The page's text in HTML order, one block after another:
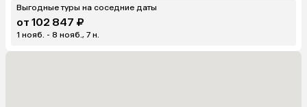
Выгодные туры на соседние даты
от 102 847 ₽
1 нояб. - 8 нояб., 7 н.